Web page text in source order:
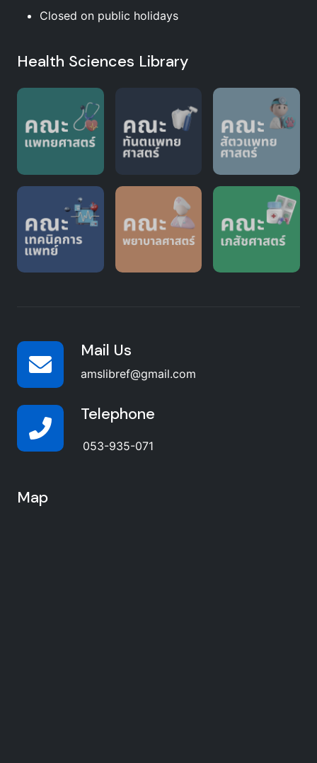
Closed on public holidays
Health Sciences Library
Mail Us
amslibref@gmail.com
Telephone
053-935-071
Map